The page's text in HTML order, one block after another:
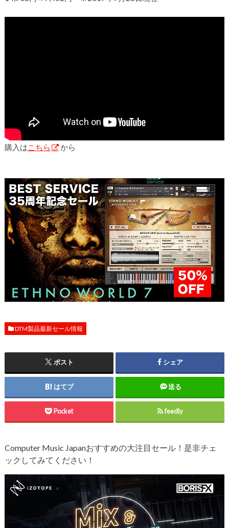
購入はこちら から
DTM製品最新セール情報
ポスト シェア
はてブ 送る
Pocket feedly
Computer Music Japanおすすめの大注目セール！是非チェ
ックしてみてください！